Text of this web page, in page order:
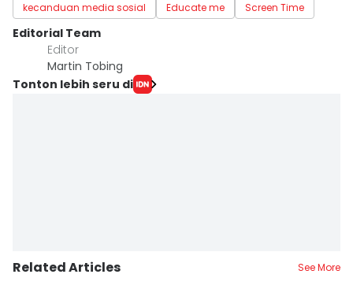
kecanduan media sosial Educate me Screen Time
Editorial Team
Editor
Martin Tobing
Tonton lebih seru di
Related Articles See More